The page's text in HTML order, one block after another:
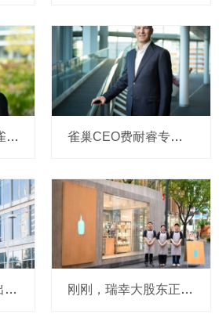
估值35亿：今天，雀巢新CEO上任后第一个收购来了 雀巢CEO费耐睿专访：我越来越多地收到来自工厂员工的邮件，削减职位正逐步和负责任地落实，对年轻人有三大职场建议
今天，雀巢一季报出炉：CEO说要全面强化中国业务，在华全新管理团正推动变革，卖掉蓝瓶咖啡后冰淇淋交易2026年也将有实质性成果 刚刚，瑞幸大股东正式“喝上”蓝瓶咖啡！雀巢官宣出售给大钲资本，这把全球咖啡竞争“高端局”要怎么打？